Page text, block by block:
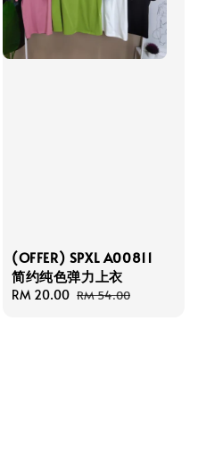
(OFFER) SPXL A00811
简约纯色弹力上衣
Sale
RM 20.00 Regular
RM 54.00